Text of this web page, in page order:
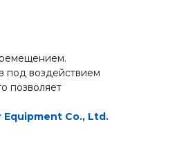
под воздействием
позволяет
Co., Ltd.